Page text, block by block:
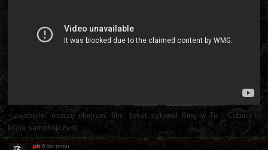
- zajebiste. muszę obejrzeć film, tekst cytował King w To i Cobain w
liście samobójczym
pit 6 lat temu